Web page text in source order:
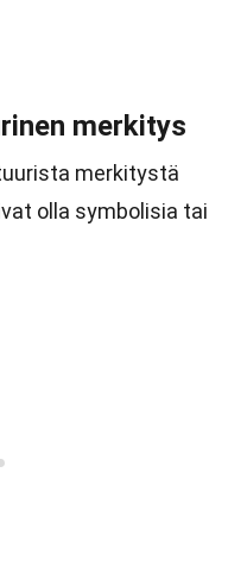
merkitys
merkitystä
olla symbolisia tai